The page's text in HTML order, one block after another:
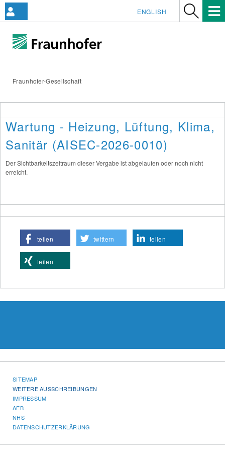
Fraunhofer-Gesellschaft
ENGLISH
Wartung - Heizung, Lüftung, Klima,
Sanitär (AISEC-2026-0010)
Der Sichtbarkeitszeitraum dieser Vergabe ist abgelaufen oder noch nicht
erreicht.
teilen twittern teilen
teilen
SITEMAP
WEITERE AUSSCHREIBUNGEN
IMPRESSUM
AEB
NHS
DATENSCHUTZERKLÄRUNG